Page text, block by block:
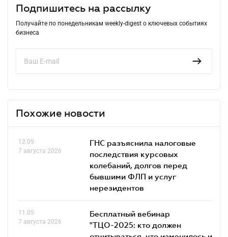
Подпишитесь на рассылку
Получайте по понедельникам weekly-digest о ключевых событиях
бизнеса
Похожие новости
12.09
7 августа 2026
ГНС разъяснила налоговые
последствия курсовых
колебаний, долгов перед
бывшими ФЛП и услуг
нерезидентов
11.05
7 августа 2026
Бесплатный вебинар
"ТЦО-2025: кто должен